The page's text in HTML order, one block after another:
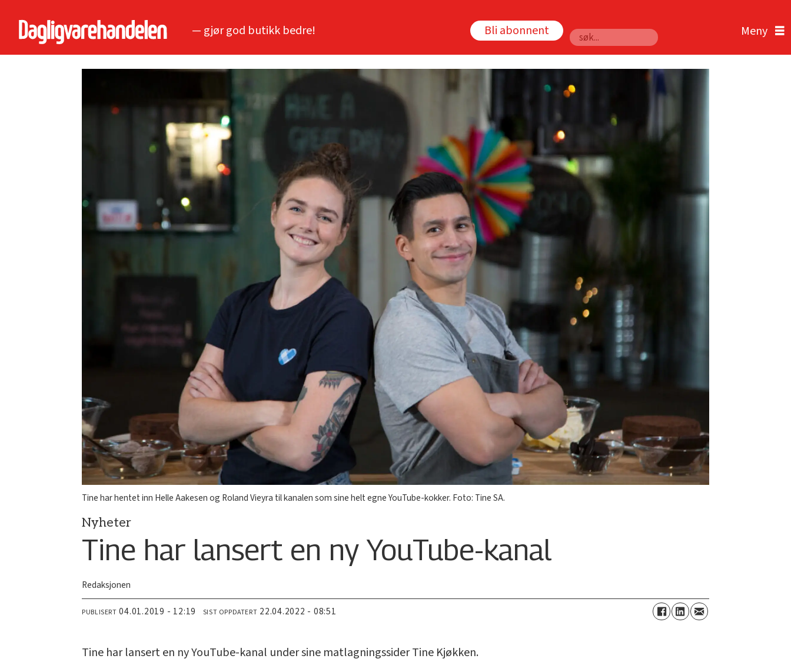
— gjør god butikk bedre! Bli abonnent
Søk
Tine har hentet inn Helle Aakesen og Roland Vieyra til kanalen som sine helt egne YouTube-kokker. Foto: Tine SA.
Nyheter
Tine har lansert en ny YouTube-kanal
Redaksjonen
PUBLISERT 04.01.2019 - 12:19 SIST OPPDATERT 22.04.2022 - 08:51
Tine har lansert en ny YouTube-kanal under sine matlagningssider Tine Kjøkken.